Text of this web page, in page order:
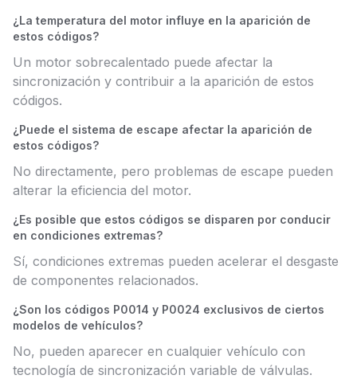
¿La temperatura del motor influye en la aparición de
estos códigos?
Un motor sobrecalentado puede afectar la
sincronización y contribuir a la aparición de estos
códigos.
¿Puede el sistema de escape afectar la aparición de
estos códigos?
No directamente, pero problemas de escape pueden
alterar la eficiencia del motor.
¿Es posible que estos códigos se disparen por conducir
en condiciones extremas?
Sí, condiciones extremas pueden acelerar el desgaste
de componentes relacionados.
¿Son los códigos P0014 y P0024 exclusivos de ciertos
modelos de vehículos?
No, pueden aparecer en cualquier vehículo con
tecnología de sincronización variable de válvulas.